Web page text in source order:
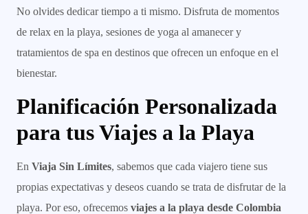
No olvides dedicar tiempo a ti mismo. Disfruta de momentos
de relax en la playa, sesiones de yoga al amanecer y
tratamientos de spa en destinos que ofrecen un enfoque en el
bienestar.
Planificación Personalizada
para tus Viajes a la Playa
En Viaja Sin Límites, sabemos que cada viajero tiene sus
propias expectativas y deseos cuando se trata de disfrutar de la
playa. Por eso, ofrecemos viajes a la playa desde Colombia